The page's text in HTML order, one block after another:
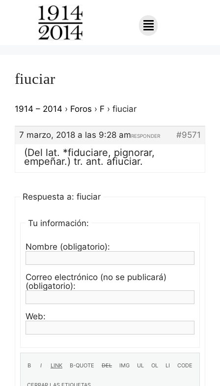
fiuciar
1914 – 2014 › Foros › F › fiuciar
7 marzo, 2018 a las 9:28 am #9571
RESPONDER
(Del lat. *fiduciare, pignorar,
empeñar.) tr. ant. afiuciar.
Respuesta a: fiuciar
Tu información:
Nombre (obligatorio):
Correo electrónico (no se publicará)
(obligatorio):
Web: